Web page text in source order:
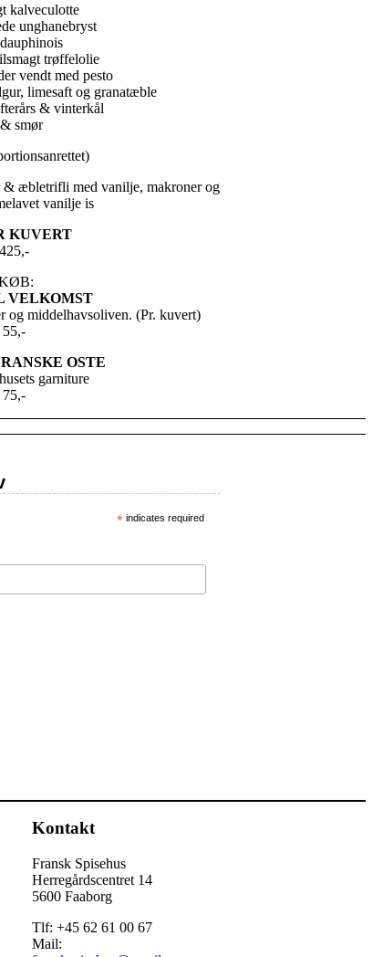
kalveculotte
unghanebryst
trøffelolie
vendt med pesto
limesaft og granatæble
& vinterkål
smør
æbletrifli med vanilje, makroner og
vanilje is
KUVERT
VELKOMST
og middelhavsoliven. (Pr. kuvert)
OSTE
garniture
*indicates required
Kontakt
Fransk Spisehus
Herregårdscentret 14
5600 Faaborg
Tlf: +45 62 61 00 67
Mail: